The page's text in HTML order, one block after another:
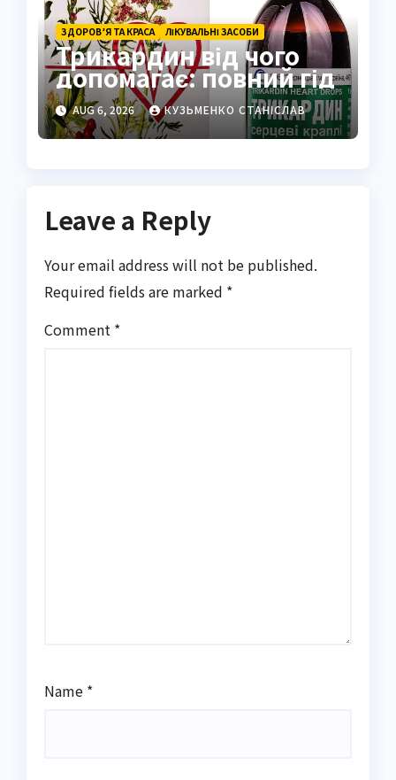
ЗДОРОВ’Я ТА КРАСА ЛІКУВАЛЬНІ ЗАСОБИ
Трикардин від чого
допомагає: повний гід
AUG 6, 2026 КУЗЬМЕНКО СТАНІСЛАВ
Leave a Reply
Your email address will not be published.
Required fields are marked *
Comment *
Name *